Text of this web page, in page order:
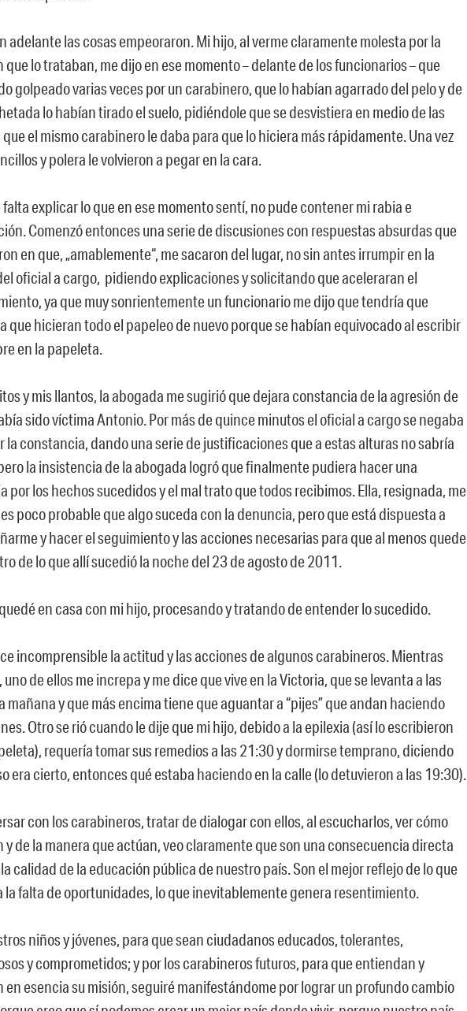
adelante las cosas empeoraron. Mi hijo, al verme claramente molesta por la
que lo trataban, me dijo en ese momento – delante de los funcionarios – que
golpeado varias veces por un carabinero, que lo habían agarrado del pelo y de
lo habían tirado el suelo, pidiéndole que se desvistiera en medio de las
el mismo carabinero le daba para que lo hiciera más rápidamente. Una vez
y polera le volvieron a pegar en la cara.
falta explicar lo que en ese momento sentí, no pude contener mi rabia e
Comenzó entonces una serie de discusiones con respuestas absurdas que
en que, „amablemente“, me sacaron del lugar, no sin antes irrumpir en la
oficial a cargo, pidiendo explicaciones y solicitando que aceleraran el
ya que muy sonrientemente un funcionario me dijo que tendría que
que hicieran todo el papeleo de nuevo porque se habían equivocado al escribir
en la papeleta.
y mis llantos, la abogada me sugirió que dejara constancia de la agresión de
sido víctima Antonio. Por más de quince minutos el oficial a cargo se negaba
la constancia, dando una serie de justificaciones que a estas alturas no sabría
la insistencia de la abogada logró que finalmente pudiera hacer una
por los hechos sucedidos y el mal trato que todos recibimos. Ella, resignada, me
poco probable que algo suceda con la denuncia, pero que está dispuesta a
y hacer el seguimiento y las acciones necesarias para que al menos quede
de lo que allí sucedió la noche del 23 de agosto de 2011.
en casa con mi hijo, procesando y tratando de entender lo sucedido.
incomprensible la actitud y las acciones de algunos carabineros. Mientras
de ellos me increpa y me dice que vive en la Victoria, que se levanta a las
mañana y que más encima tiene que aguantar a “pijes” que andan haciendo
Otro se rió cuando le dije que mi hijo, debido a la epilexia (así lo escribieron
requería tomar sus remedios a las 21:30 y dormirse temprano, diciendo
era cierto, entonces qué estaba haciendo en la calle (lo detuvieron a las 19:30).
con los carabineros, tratar de dialogar con ellos, al escucharlos, ver cómo
y de la manera que actúan, veo claramente que son una consecuencia directa
calidad de la educación pública de nuestro país. Son el mejor reflejo de lo que
falta de oportunidades, lo que inevitablemente genera resentimiento.
niños y jóvenes, para que sean ciudadanos educados, tolerantes,
y comprometidos; y por los carabineros futuros, para que entiendan y
en esencia su misión, seguiré manifestándome por lograr un profundo cambio